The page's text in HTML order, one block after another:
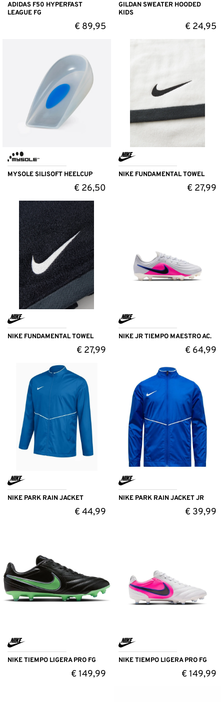
ADIDAS F50 HYPERFAST
LEAGUE FG
€89,95
GILDAN SWEATER HOODED
KIDS
€ 24,95
MYSOLE SILISOFT HEELCUP
€26,50
NIKE FUNDAMENTAL TOWEL
€ 27,99
NIKE FUNDAMENTAL TOWEL
€27,99
NIKE JR TIEMPO MAESTRO AC.
€ 64,99
NIKE PARK RAIN JACKET
€44,99
NIKE PARK RAIN JACKET JR
€ 39,99
NIKE TIEMPO LIGERA PRO FG
€149,99
NIKE TIEMPO LIGERA PRO FG
€149,99